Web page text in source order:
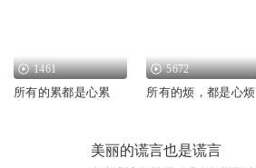
1461
所有的累都是心累
5672
所有的烦，都是心烦
美丽的谎言也是谎言